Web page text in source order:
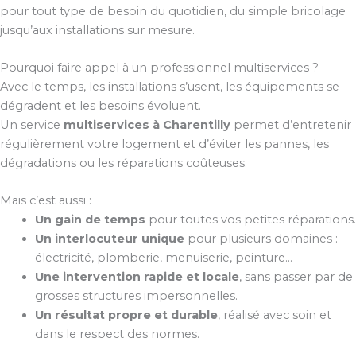
pour tout type de besoin du quotidien, du simple bricolage
jusqu’aux installations sur mesure.
Pourquoi faire appel à un professionnel multiservices ?
Avec le temps, les installations s’usent, les équipements se
dégradent et les besoins évoluent.
Un service multiservices à Charentilly permet d’entretenir
régulièrement votre logement et d’éviter les pannes, les
dégradations ou les réparations coûteuses.
Mais c’est aussi :
Un gain de temps pour toutes vos petites réparations.
Un interlocuteur uniquepour plusieurs domaines :
électricité, plomberie, menuiserie, peinture…
Une intervention rapide et locale, sans passer par de
grosses structures impersonnelles.
Un résultat propre et durable, réalisé avec soin et
dans le respect des normes.